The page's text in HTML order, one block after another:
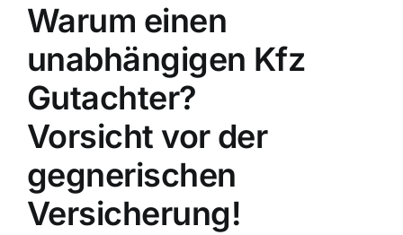
Warum einen
unabhängigen Kfz
Gutachter?
Vorsicht vor der
gegnerischen
Versicherung!